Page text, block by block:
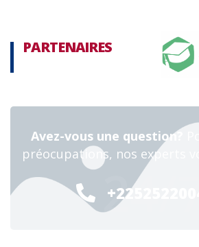
PARTENAIRES
Avez-vous une question?
préocupations, nos experts
24/7